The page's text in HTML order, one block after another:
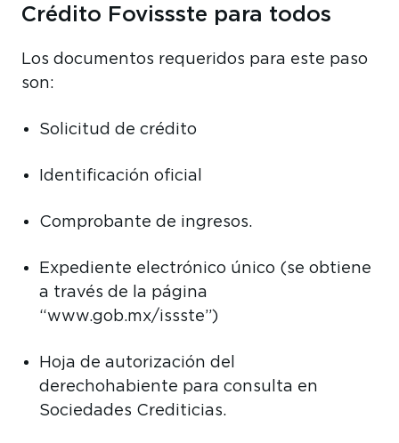
Crédito Fovissste para todos
Los documentos requeridos para este paso
son:
Solicitud de crédito
Identificación oficial
Comprobante de ingresos.
Expediente electrónico único (se obtiene
a través de la página
“www.gob.mx/issste”)
Hoja de autorización del
derechohabiente para consulta en
Sociedades Crediticias.